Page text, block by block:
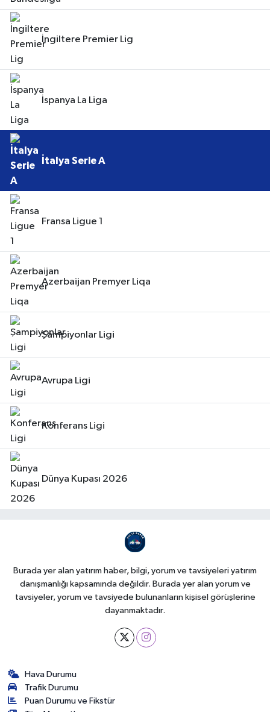
İngiltere Premier Lig
İspanya La Liga
İtalya Serie A
Fransa Ligue 1
Azerbaijan Premyer Liqa
Şampiyonlar Ligi
Avrupa Ligi
Konferans Ligi
Dünya Kupası 2026
Burada yer alan yatırım haber, bilgi, yorum ve tavsiyeleri yatırım
danışmanlığı kapsamında değildir. Burada yer alan yorum ve
tavsiyeler, yorum ve tavsiyede bulunanların kişisel görüşlerine
dayanmaktadır.
Hava Durumu
Trafik Durumu
Puan Durumu ve Fikstür